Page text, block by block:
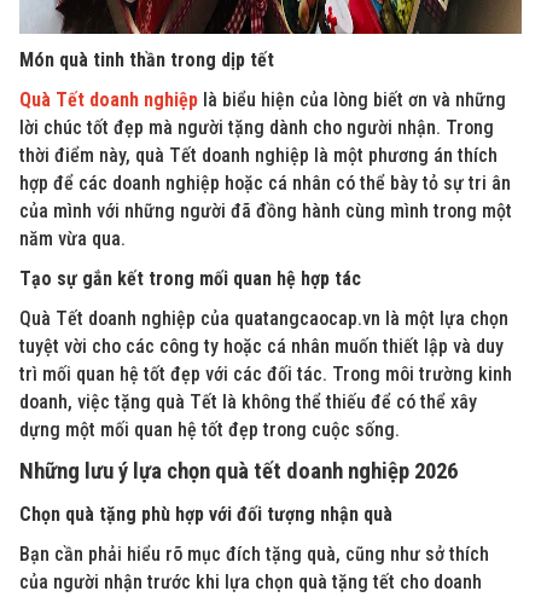
Món quà tinh thần trong dịp tết
Quà Tết doanh nghiệp là biểu hiện của lòng biết ơn và những
lời chúc tốt đẹp mà người tặng dành cho người nhận. Trong
thời điểm này, quà Tết doanh nghiệp là một phương án thích
hợp để các doanh nghiệp hoặc cá nhân có thể bày tỏ sự tri ân
của mình với những người đã đồng hành cùng mình trong một
năm vừa qua.
Tạo sự gắn kết trong mối quan hệ hợp tác
Quà Tết doanh nghiệp của quatangcaocap.vn là một lựa chọn
tuyệt vời cho các công ty hoặc cá nhân muốn thiết lập và duy
trì mối quan hệ tốt đẹp với các đối tác. Trong môi trường kinh
doanh, việc tặng quà Tết là không thể thiếu để có thể xây
dựng một mối quan hệ tốt đẹp trong cuộc sống.
Những lưu ý lựa chọn quà tết doanh nghiệp 2026
Chọn quà tặng phù hợp với đối tượng nhận quà
Bạn cần phải hiểu rõ mục đích tặng quà, cũng như sở thích
của người nhận trước khi lựa chọn quà tặng tết cho doanh